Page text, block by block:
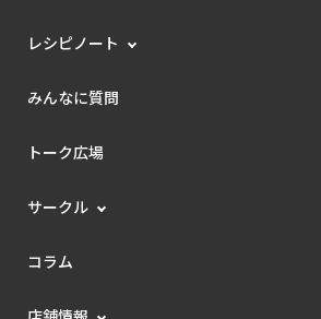
レシピノート
みんなに質問
トーク広場
サークル
コラム